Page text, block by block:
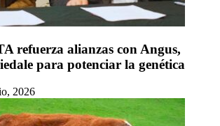
refuerza alianzas con Angus,
para potenciar la genética
2026